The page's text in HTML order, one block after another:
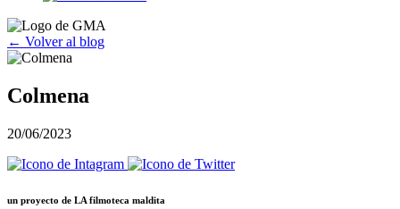
← Volver al blog
Colmena
20/06/2023
un proyecto de LA filmoteca maldita